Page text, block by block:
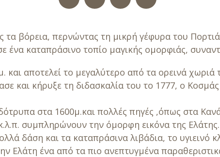
βόρεια, περνώντας τη μικρή γέφυρα του
ένα καταπράσινο τοπίο μαγικής ομορφιάς,
και αποτελεί το μεγαλύτερο από τα ορεινά
και κήρυξε τη διδασκαλία του το 1777, ο
στα 1600μ.και πολλές πηγές ,όπως στα
συμπληρώνουν την όμορφη εικόνα της Ελάτης.
δάση και τα καταπράσινα λιβάδια, το υγιεινό
Ελάτη ένα από τα πιο ανεπτυγμένα